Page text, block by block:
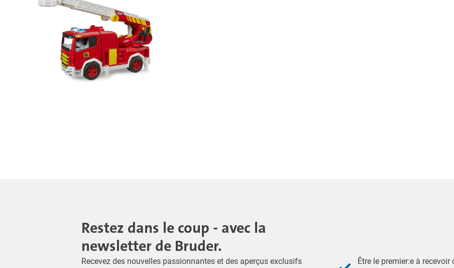
Restez dans le coup - avec la
newsletter de Bruder.
Recevez des nouvelles passionnantes et des aperçus exclusifs
Être le premier:e à